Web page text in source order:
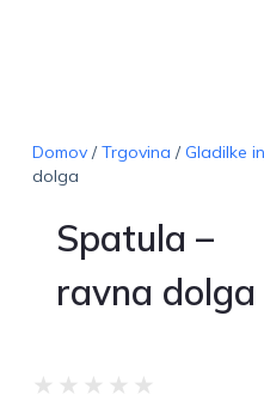
Domov/Trgovina /Gladilke
dolga
Spatula –
ravna dolga
★ ★ ★ ★ ★